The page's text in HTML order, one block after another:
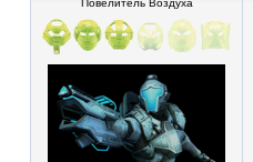
Повелитель Воздуха